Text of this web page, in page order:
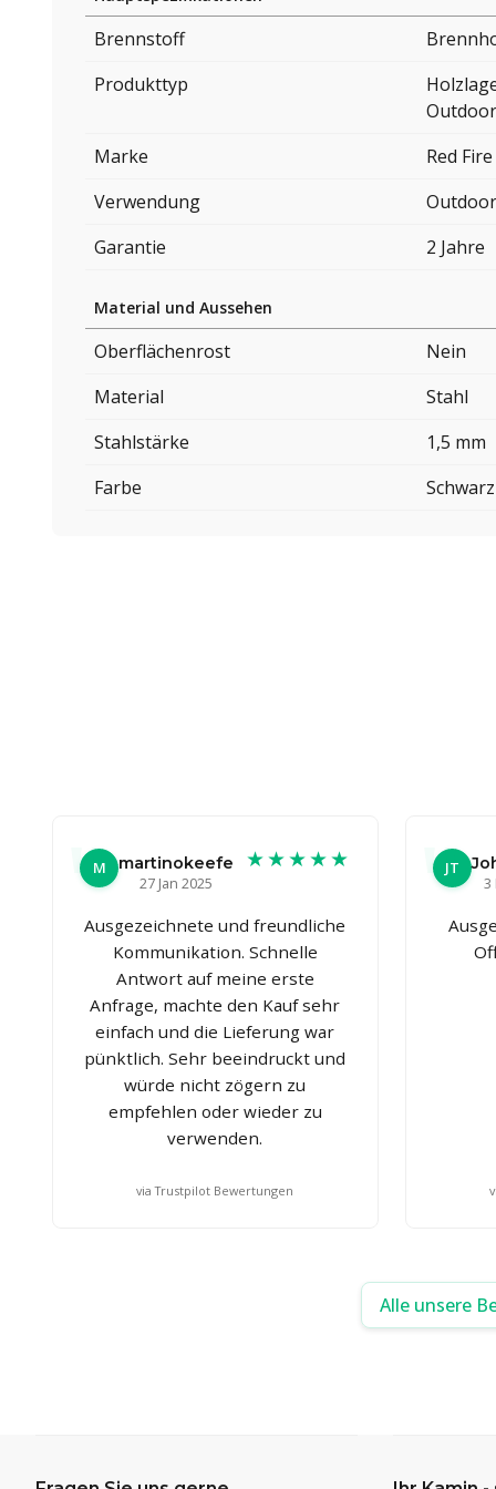
Brennstoff
Produkttyp
Marke
Red Fire
Verwendung
Outdoor
Garantie
2 Jahre
Material und Aussehen
Oberflächenrost
Nein
Material
Stahl
Stahlstärke
1,5 mm
Farbe
Schwarz
M
martinokeefe
27 Jan 2025
★★★★★
Ausgezeichnete und freundliche
Kommunikation. Schnelle
Antwort auf meine erste
Anfrage, machte den Kauf sehr
einfach und die Lieferung war
pünktlich. Sehr beeindruckt und
würde nicht zögern zu
empfehlen oder wieder zu
verwenden.
via Trustpilot Bewertungen
JT
3
Alle unsere